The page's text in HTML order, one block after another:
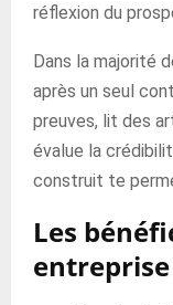
réflexion du
Dans la majorité
après un seul
preuves, lit des
évalue la
construit te
Les
entreprise